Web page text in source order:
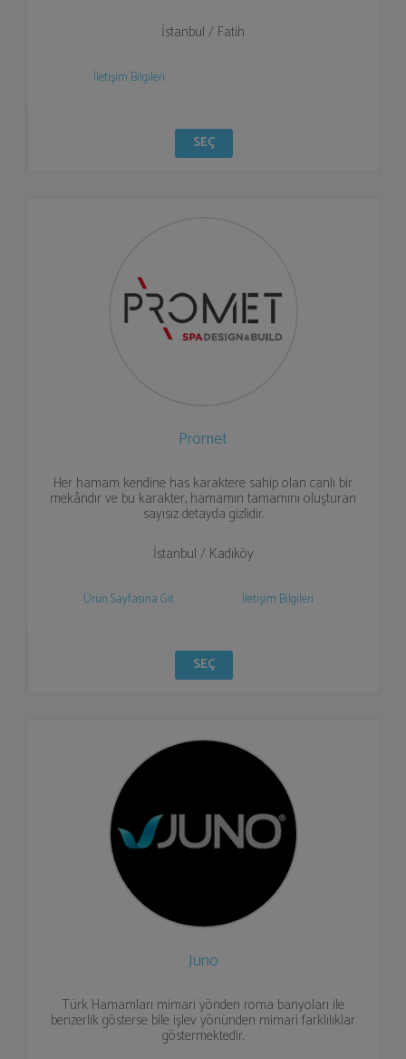
İstanbul / Fatih
İletişim Bilgileri
SEÇ
Promet
Her hamam kendine has karaktere sahip olan canlı bir
mekândır ve bu karakter, hamamın tamamını oluşturan
sayısız detayda gizlidir.
İstanbul / Kadıköy
Ürün Sayfasına Git İletişim Bilgileri
SEÇ
Juno
Türk Hamamları mimari yönden roma banyoları ile
benzerlik gösterse bile işlev yönünden mimari farklılıklar
göstermektedir.